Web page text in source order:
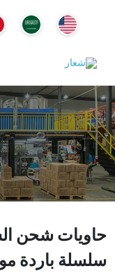
حاويات شحن
سلسلة باردة